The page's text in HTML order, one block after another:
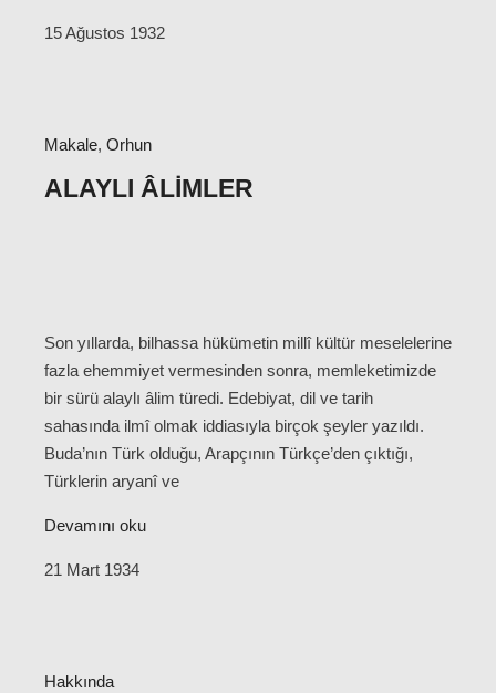
15 Ağustos 1932
Makale, Orhun
ALAYLI ÂLIMLER
Son yıllarda, bilhassa hükümetin millî kültür meselelerine
fazla ehemmiyet vermesinden sonra, memleketimizde
bir sürü alaylı âlim türedi. Edebiyat, dil ve tarih
sahasında ilmî olmak iddiasıyla birçok şeyler yazıldı.
Buda’nın Türk olduğu, Arapçının Türkçe’den çıktığı,
Türklerin aryanî ve
Devamını oku
21 Mart 1934
Hakkında